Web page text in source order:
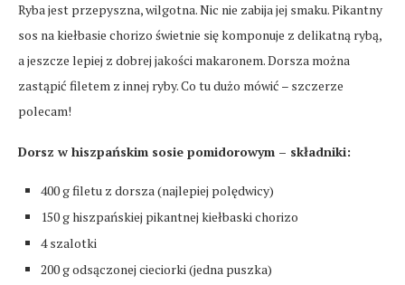
Ryba jest przepyszna, wilgotna. Nic nie zabija jej smaku. Pikantny
sos na kiełbasie chorizo świetnie się komponuje z delikatną rybą,
a jeszcze lepiej z dobrej jakości makaronem. Dorsza można
zastąpić filetem z innej ryby. Co tu dużo mówić – szczerze
polecam!
Dorsz w hiszpańskim sosie pomidorowym – składniki:
400 g filetu z dorsza (najlepiej polędwicy)
150 g hiszpańskiej pikantnej kiełbaski chorizo
4 szalotki
200 g odsączonej cieciorki (jedna puszka)